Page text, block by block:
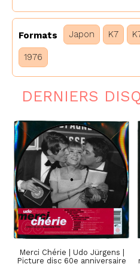
Formats Japon K7
1976
DERNIERS
Merci Chérie | Udo Jürgens |
Picture disc 60e anniversaire